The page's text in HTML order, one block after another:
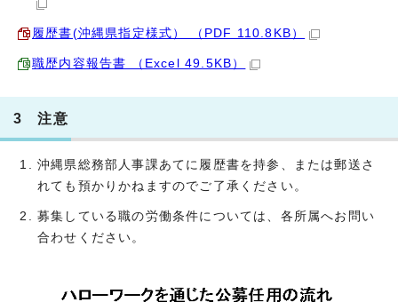
履歴書(沖縄県指定様式） （PDF 110.8KB）
職歴内容報告書 （Excel 49.5KB）
3 注意
沖縄県総務部人事課あてに履歴書を持参、または郵送さ
れても預かりかねますのでご了承ください。
募集している職の労働条件については、各所属へお問い
合わせください。